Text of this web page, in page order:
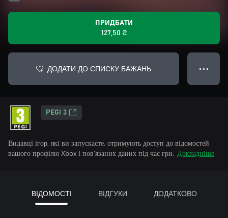
ПРИДБАТИ
127,50 ₴
ДОДАТИ ДО СПИСКУ БАЖАНЬ ● ● ●
PEGI 3
Видавці ігор, які ви запускаєте, отримують доступ до відомостей
вашого профілю Xbox і пов’язаних даних під час гри. Докладніше
ВІДОМОСТІ ВІДГУКИ ДОДАТКОВО